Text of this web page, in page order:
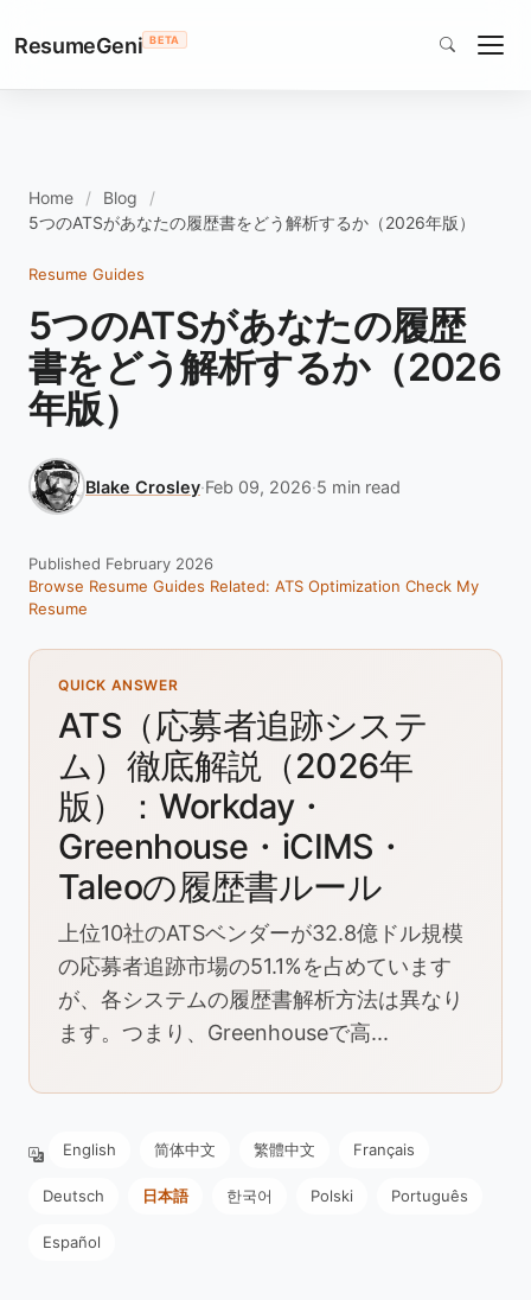
ResumeGeni BETA
Home
Blog
5つのATSがあなたの履歴書をどう解析するか（2026年版）
Resume Guides
5つのATSがあなたの履歴
書をどう解析するか（2026
年版）
Blake Crosley·Feb 09, 2026·5 min read
Published February 2026
Browse Resume Guides Related: ATS Optimization Check My
Resume
QUICK ANSWER
ATS（応募者追跡システ
ム）徹底解説（2026年
版）：Workday・
Greenhouse・iCIMS・
Taleoの履歴書ルール
上位10社のATSベンダーが32.8億ドル規模
の応募者追跡市場の51.1%を占めています
が、各システムの履歴書解析方法は異なり
ます。つまり、Greenhouseで高...
English 简体中文 繁體中文 Français
Deutsch 日本語 한국어 Polski Português
Español